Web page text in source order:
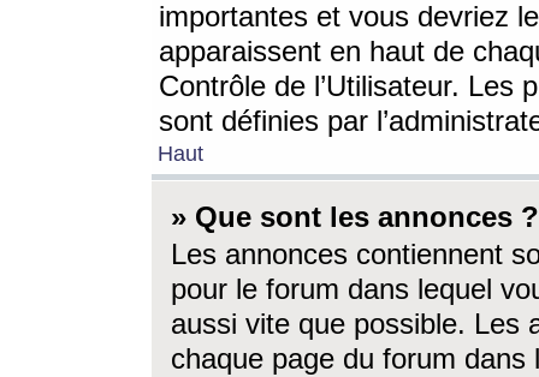
importantes et vous devriez
apparaissent en haut de
Contrôle de l’Utilisateur. Les
sont définies par
Haut
» Que sont les annonces ?
Les annonces contiennent
pour le forum dans lequel
aussi vite que possible. Les
chaque page du forum dans